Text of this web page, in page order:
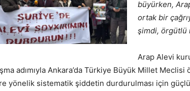
büyürken,
ortak bir
şimdi, örgütlü
Arap Alevi
adımıyla Ankara’da Türkiye Büyük Millet
yönelik sistematik şiddetin durdurulması için